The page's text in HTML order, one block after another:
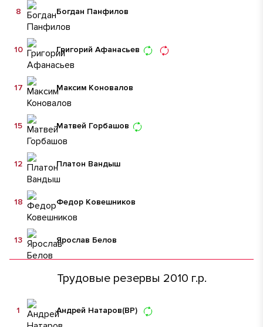
Богдан Панфилов
8
Григорий Афанасьев
10
Максим Коновалов
17
Матвей Горбашов
15
Платон Вандыш
12
Федор Ковешников
18
Ярослав Белов
13
Трудовые резервы 2010 г.р.
Андрей Натаров(ВР)
1